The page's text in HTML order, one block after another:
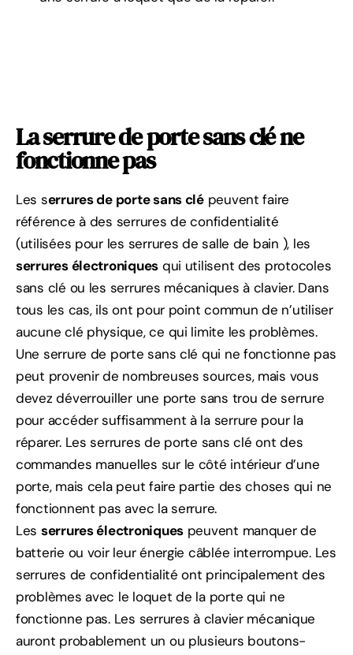
La serrure de porte sans clé ne
fonctionne pas
Les serrures de porte sans clépeuvent faire
référence à des serrures de confidentialité
(utilisées pour les serrures de salle de bain ), les
serrures électroniques qui utilisent des protocoles
sans clé ou les serrures mécaniques à clavier. Dans
tous les cas, ils ont pour point commun de n’utiliser
aucune clé physique, ce qui limite les problèmes.
Une serrure de porte sans clé qui ne fonctionne pas
peut provenir de nombreuses sources, mais vous
devez déverrouiller une porte sans trou de serrure
pour accéder suffisamment à la serrure pour la
réparer. Les serrures de porte sans clé ont des
commandes manuelles sur le côté intérieur d’une
porte, mais cela peut faire partie des choses qui ne
fonctionnent pas avec la serrure.
Les serrures électroniquespeuvent manquer de
batterie ou voir leur énergie câblée interrompue. Les
serrures de confidentialité ont principalement des
problèmes avec le loquet de la porte qui ne
fonctionne pas. Les serrures à clavier mécanique
auront probablement un ou plusieurs boutons-